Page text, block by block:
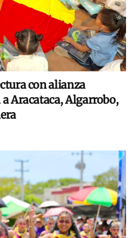
con alianza
Aracataca, Algarrobo,